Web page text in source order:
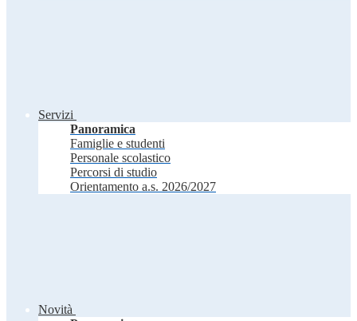
Servizi
Panoramica
Famiglie e studenti
Personale scolastico
Percorsi di studio
Orientamento a.s. 2026/2027
Novità